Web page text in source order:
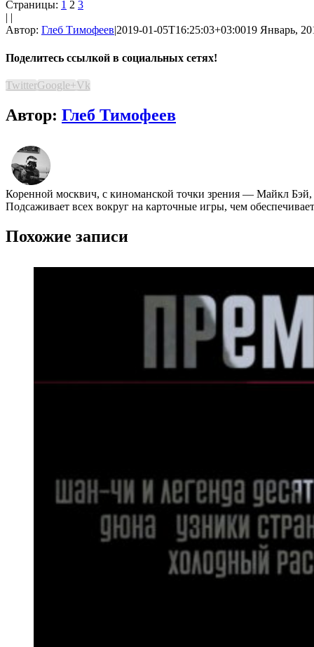
Страницы: 1 2 3
| |
Автор: Глеб Тимофеев|2019-01-05T16:25:03+03:0019 Январь,
Поделитесь ссылкой в социальных сетях!
TwitterGoogle+Vk
Автор: Глеб Тимофеев
Коренной москвич, с киноманской точки зрения ― Майкл
Подсаживает всех вокруг на карточные игры, чем
Похожие записи